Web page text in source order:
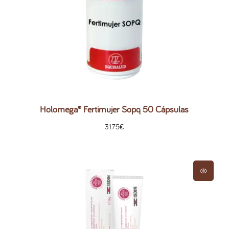
Holomega® Fertimujer Sopq 50 Cápsulas
31.75€